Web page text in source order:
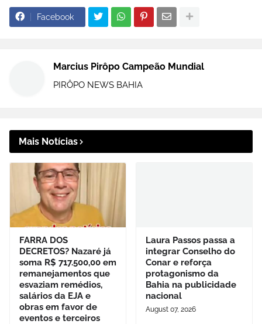
Facebook
Marcius Pirôpo Campeão Mundial
PIRÔPO NEWS BAHIA
Mais Notícias
FARRA DOS
DECRETOS? Nazaré já
soma R$ 717.500,00 em
remanejamentos que
esvaziam remédios,
salários da EJA e
obras em favor de
eventos e terceiros
Laura Passos passa a
integrar Conselho do
Conar e reforça
protagonismo da
Bahia na publicidade
nacional
August 07, 2026